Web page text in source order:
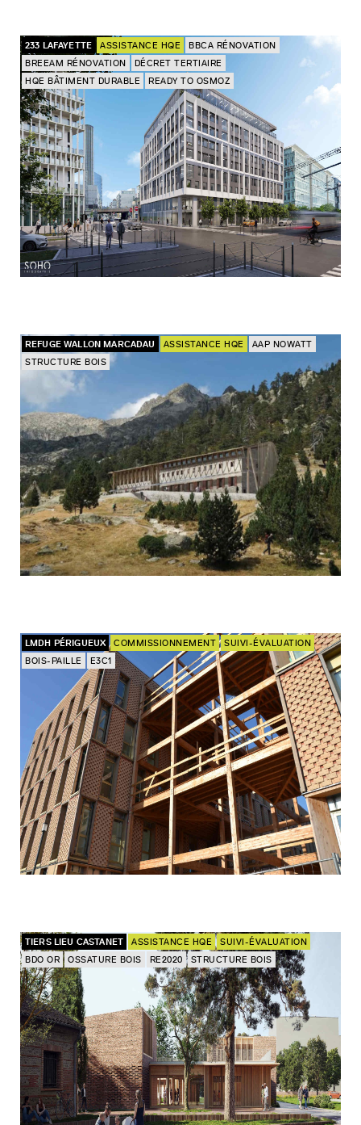
233 LAFAYETTE ASSISTANCE HQE
BBCA RÉNOVATION
BREEAM RÉNOVATION
DÉCRET TERTIAIRE
HQE BÂTIMENT DURABLE
READY TO OSMOZ
REFUGE WALLON MARCADAU ASSISTANCE HQE
AAP NOWATT
STRUCTURE BOIS
LMDH PÉRIGUEUX COMMISSIONNEMENT
SUIVI-ÉVALUATION
BOIS-PAILLE
E3C1
TIERS LIEU CASTANET ASSISTANCE HQE
SUIVI-ÉVALUATION
BDO OR
OSSATURE BOIS RE2020 STRUCTURE BOIS